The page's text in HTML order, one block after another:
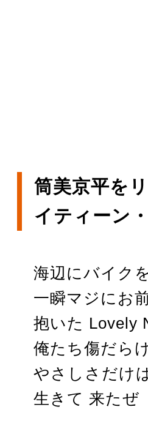
筒美京平を
イティーン・
海辺にバイク
一瞬マジにお
抱いた Lovely
俺たち傷だら
やさしさだけ
生きて 来たぜ